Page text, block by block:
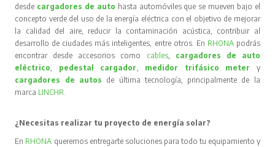
desde cargadores de auto hasta automóviles que se mueven bajo el
concepto verde del uso de la energía eléctrica con el objetivo de mejorar
la calidad del aire, reducir la contaminación acústica, contribuir al
desarrollo de ciudades más inteligentes, entre otros. En RHONA podrás
encontrar desde accesorios como cables, cargadores de auto
eléctrico, pedestal cargador, medidor trifásico meter
y
cargadores de autos de última tecnología, principalmente de la
marca LINCHR.
¿Necesitas realizar tu proyecto de energía solar?
En RHONA queremos entregarte soluciones para todo tu equipamiento y